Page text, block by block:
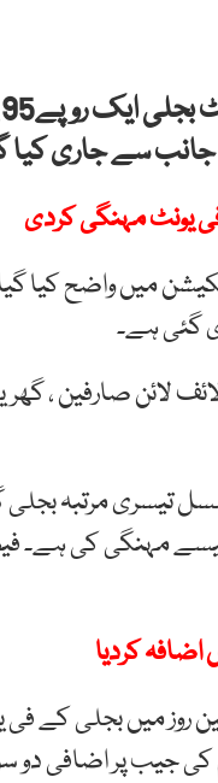
جانب سے جاری کیا
میں واضح
لائن صارفین ،
تیسری مرتبہ بجلی
فی یونٹ مزید ایک روپے 95
کردیا
روز میں بجلی کے
جیب پر اضافی دو